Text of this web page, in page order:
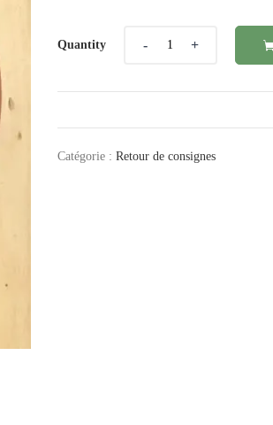
Quantity
Quantity
Catégorie : Retour de consignes